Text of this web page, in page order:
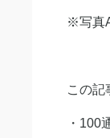
※写真
この記
・100